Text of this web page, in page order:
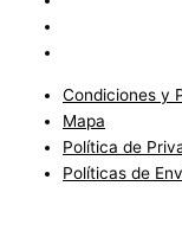
Condiciones y
Mapa
Política de
Políticas de